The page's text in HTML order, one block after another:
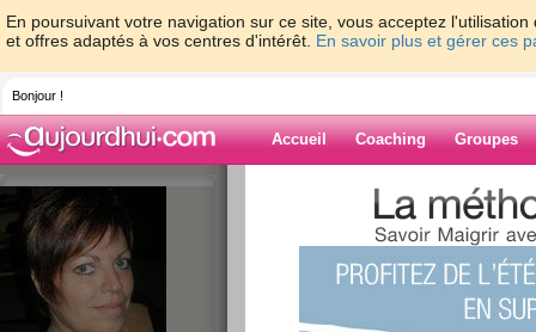
En poursuivant votre navigation sur ce site, vous acceptez
et offres adaptés à vos centres d'intérêt. En savoir plus et gérer ces
Bonjour !
Accueil Coaching Groupes
> >
Blog de kethel